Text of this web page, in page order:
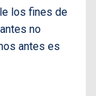
los fines de
no
antes es